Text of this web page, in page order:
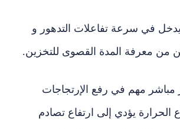
سرعة تفاعلات التدهور و
المدة القصوى للتخزين.
مهم في رفع الإرتجاجات
يؤدي إلى ارتفاع تصادم